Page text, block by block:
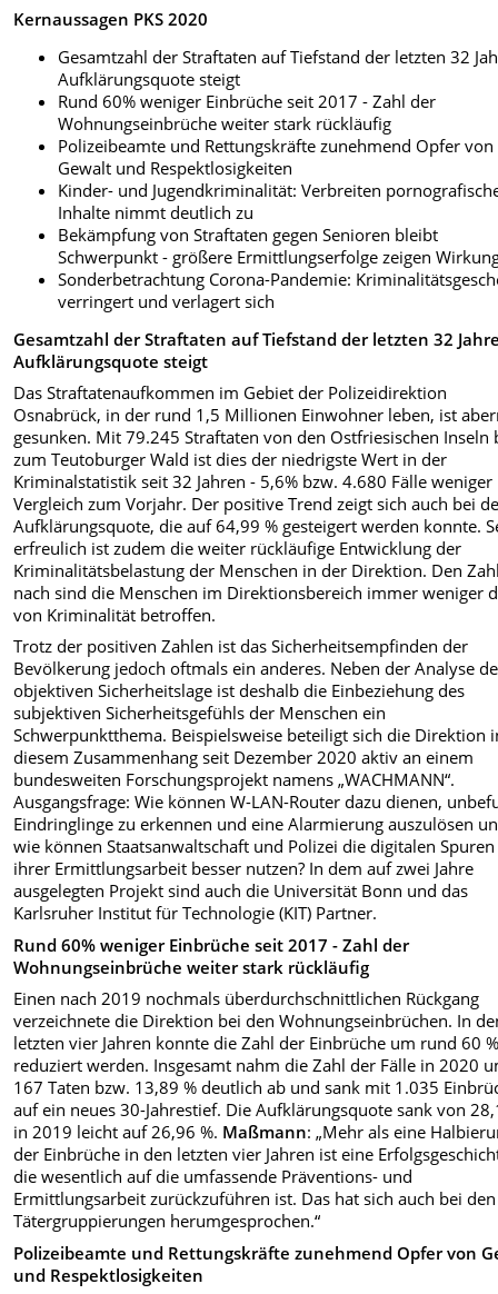
Kernaussagen PKS 2020
Gesamtzahl der Straftaten auf Tiefstand der letzten 32
Aufklärungsquote steigt
Rund 60% weniger Einbrüche seit 2017 - Zahl der
Wohnungseinbrüche weiter stark rückläufig
Polizeibeamte und Rettungskräfte zunehmend Opfer von
Gewalt und Respektlosigkeiten
Kinder- und Jugendkriminalität: Verbreiten
Inhalte nimmt deutlich zu
Bekämpfung von Straftaten gegen Senioren bleibt
Schwerpunkt - größere Ermittlungserfolge zeigen
Sonderbetrachtung Corona-Pandemie:
verringert und verlagert sich
Gesamtzahl der Straftaten auf Tiefstand der letzten 32
Aufklärungsquote steigt
Das Straftatenaufkommen im Gebiet der Polizeidirektion
Osnabrück, in der rund 1,5 Millionen Einwohner leben, ist
gesunken. Mit 79.245 Straftaten von den Ostfriesischen Inseln
zum Teutoburger Wald ist dies der niedrigste Wert in der
Kriminalstatistik seit 32 Jahren - 5,6% bzw. 4.680 Fälle
Vergleich zum Vorjahr. Der positive Trend zeigt sich auch bei
Aufklärungsquote, die auf 64,99 % gesteigert werden konnte.
erfreulich ist zudem die weiter rückläufige Entwicklung der
Kriminalitätsbelastung der Menschen in der Direktion. Den
nach sind die Menschen im Direktionsbereich immer weniger
von Kriminalität betroffen.
Trotz der positiven Zahlen ist das Sicherheitsempfinden der
Bevölkerung jedoch oftmals ein anderes. Neben der Analyse
objektiven Sicherheitslage ist deshalb die Einbeziehung des
subjektiven Sicherheitsgefühls der Menschen ein
Schwerpunktthema. Beispielsweise beteiligt sich die Direktion
diesem Zusammenhang seit Dezember 2020 aktiv an einem
bundesweiten Forschungsprojekt namens „WACHMANN“.
Ausgangsfrage: Wie können W-LAN-Router dazu dienen,
Eindringlinge zu erkennen und eine Alarmierung auszulösen
wie können Staatsanwaltschaft und Polizei die digitalen
ihrer Ermittlungsarbeit besser nutzen? In dem auf zwei Jahre
ausgelegten Projekt sind auch die Universität Bonn und das
Karlsruher Institut für Technologie (KIT) Partner.
Rund 60% weniger Einbrüche seit 2017 - Zahl der
Wohnungseinbrüche weiter stark rückläufig
Einen nach 2019 nochmals überdurchschnittlichen Rückgang
verzeichnete die Direktion bei den Wohnungseinbrüchen. In
letzten vier Jahren konnte die Zahl der Einbrüche um rund 60
reduziert werden. Insgesamt nahm die Zahl der Fälle in 2020
167 Taten bzw. 13,89 % deutlich ab und sank mit 1.035
auf ein neues 30-Jahrestief. Die Aufklärungsquote sank von
in 2019 leicht auf 26,96 %. Maßmann: „Mehr als eine
der Einbrüche in den letzten vier Jahren ist eine
die wesentlich auf die umfassende Präventions- und
Ermittlungsarbeit zurückzuführen ist. Das hat sich auch bei den
Tätergruppierungen herumgesprochen.“
Polizeibeamte und Rettungskräfte zunehmend Opfer von
und Respektlosigkeiten